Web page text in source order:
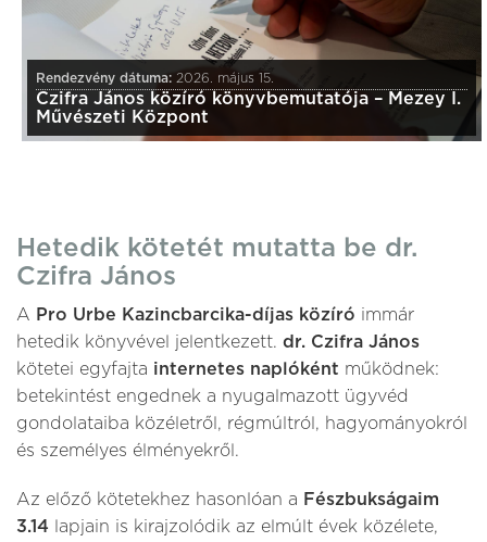
Rendezvény dátuma: 2026. május 15.
Czifra János közíró könyvbemutatója – Mezey I.
Művészeti Központ
Hetedik kötetét mutatta be dr.
Czifra János
A Pro Urbe Kazincbarcika-díjas közíró immár
hetedik könyvével jelentkezett. dr. Czifra János
kötetei egyfajta internetes naplóként működnek:
betekintést engednek a nyugalmazott ügyvéd
gondolataiba közéletről, régmúltról, hagyományokról
és személyes élményekről.
Az előző kötetekhez hasonlóan a Fészbukságaim
3.14
lapjain is kirajzolódik az elmúlt évek közélete,